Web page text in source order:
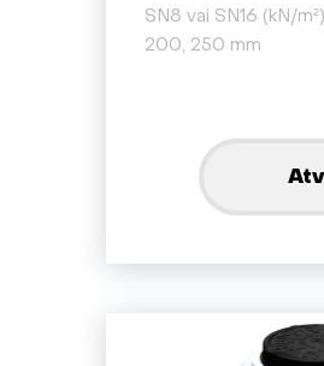
SN8 vai SN16 (kN/
200, 250 mm